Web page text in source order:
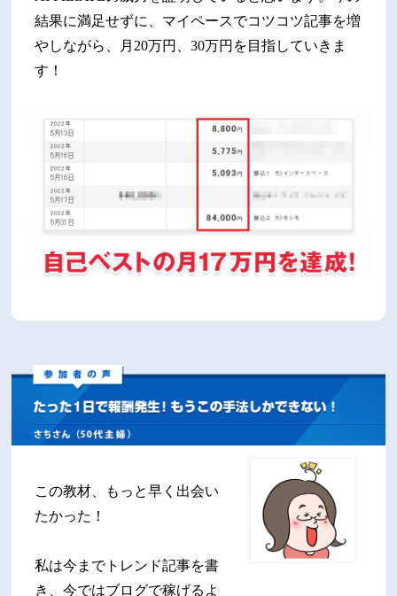
結果に満足せずに、マイペースでコツコツ記事を増
やしながら、月20万円、30万円を目指していきま
す！
この教材、もっと早く出会い
たかった！
私は今までトレンド記事を書
き、今ではブログで稼げるよ